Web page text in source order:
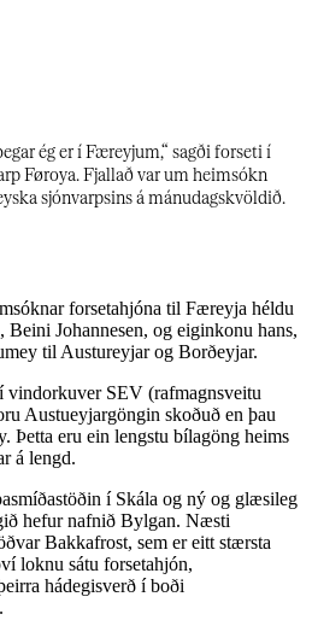
ég er í Færeyjum,“ sagði forseti í
Føroya. Fjallað var um heimsókn
forsetahjóna til Færeyja héldu
Johannesen, og eiginkonu hans,
vindorkuver SEV (rafmagnsveitu
Austueyjargöngin skoðuð en þau
Þetta eru ein lengstu bílagöng heims
í Skála og ný og glæsileg
hefur nafnið Bylgan. Næsti
Bakkafrost, sem er eitt stærsta
loknu sátu forsetahjón,
hádegisverð í boði